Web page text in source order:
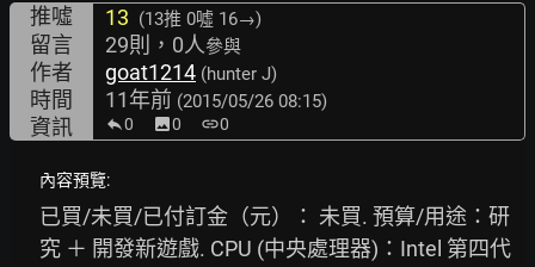
推噓 13 (13推 0噓 16→)
留言 29則，0人參與
作者 goat1214 (hunter J)
時間 11年前 (2015/05/26 08:15)
資訊 0 image0 link0
內容預覽:
已買/未買/已付訂金（元）： 未買. 預算/用途：研
究 ＋ 開發新遊戲. CPU (中央處理器)：Intel 第四代